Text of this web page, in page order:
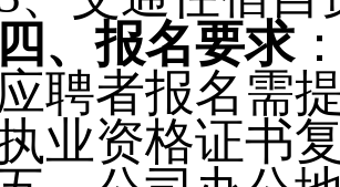
四、报名要求
者报名需提
业资格证书